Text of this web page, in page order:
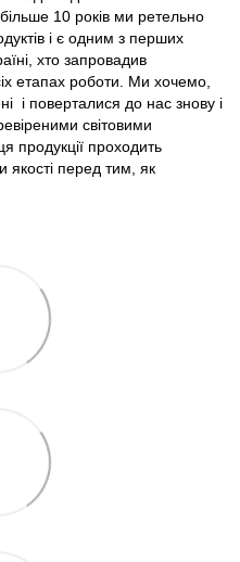
10 років ми ретельно
і є одним з перших
хто запровадив
етапах роботи. Ми хочемо,
і поверталися до нас знову і
світовими
продукції проходить
якості перед тим, як